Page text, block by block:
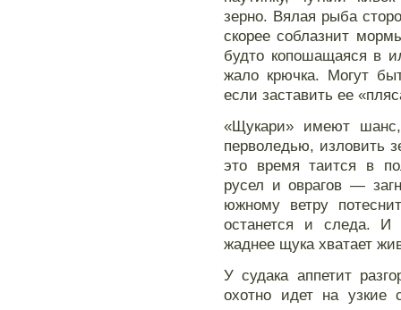
зерно. Вялая рыба
скорее соблазнит
будто копошащаяся в
жало крючка. Могут
если заставить ее
«Щукари» имеют
перволедью, изловить
это время таится в
русел и оврагов —
южному ветру
останется и следа.
жаднее щука хватает
У судака аппетит
охотно идет на узкие